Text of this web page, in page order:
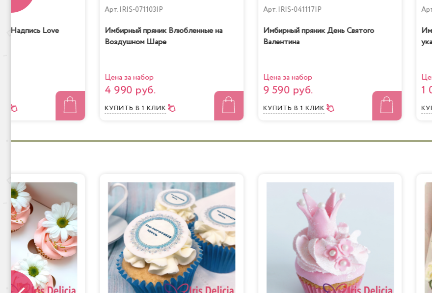
Надпись Love
Арт. IRIS-071103IP
Имбирный пряник Влюбленные на
Воздушном Шаре
Цена за набор
4 990 руб.
КУПИТЬВ 1 КЛИК
Арт. IRIS-041117IP
Имбирный пряник День Святого
Валентина
Цена за набор
9 590 руб.
КУПИТЬ В 1 КЛИК
1